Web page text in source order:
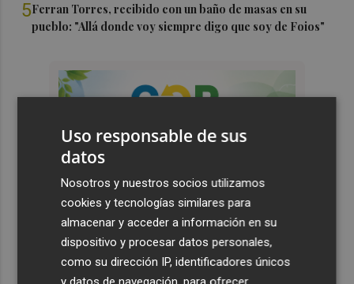
5Ferran Torres, recibido con un baño de masas en su
pueblo: "Allá donde voy siempre digo que soy de Foios"
Uso responsable de sus
datos
Nosotros y nuestros socios utilizamos
cookies y tecnologías similares para
almacenar y acceder a información en su
dispositivo y procesar datos personales,
como su dirección IP, identificadores únicos